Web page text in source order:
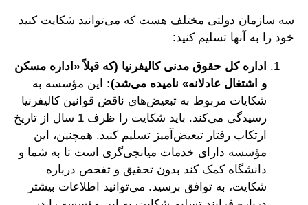
سه سازمان دولتی مختلف هست که می‌توانید شکایت کنید
خود را به آنها تسلیم کنید:
اداره کل حقوق مدنی کالیفرنیا (که قبلاً «اداره مسکن
و اشتغال عادلانه» نامیده می‌شد): این مؤسسه به
شکایات مربوط به تبعیض‌های ناقض قوانین کالیفرنیا
رسیدگی می‌کند. باید شکایت را ظرف 1 سال از تاریخ
ارتکاب رفتار تبعیض‌آمیز تسلیم کنید. همچنین، این
مؤسسه دارای خدمات میانجی‌گری است تا به شما و
دانشگاه کمک کند بدون تحقیق و تفحص درباره
شکایت، به توافق برسید. می‌توانید اطلاعات بیشتر